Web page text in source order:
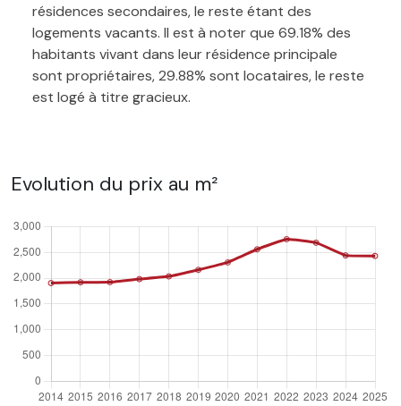
résidences secondaires, le reste étant des
logements vacants. Il est à noter que 69.18% des
habitants vivant dans leur résidence principale
sont propriétaires, 29.88% sont locataires, le reste
est logé à titre gracieux.
Evolution du prix au m²